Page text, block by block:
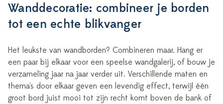
Wanddecoratie: combineer je borden
tot een echte blikvanger
Het leukste van wandborden? Combineren maar. Hang er
een paar bij elkaar voor een speelse wandgalerij, of bouw je
verzameling jaar na jaar verder uit. Verschillende maten en
thema's door elkaar geven een levendig effect, terwijl één
groot bord juist mooi tot zijn recht komt boven de bank of